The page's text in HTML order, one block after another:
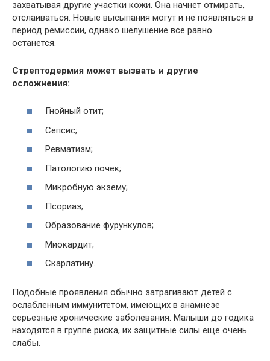
захватывая другие участки кожи. Она начнет отмирать,
отслаиваться. Новые высыпания могут и не появляться в
период ремиссии, однако шелушение все равно
останется.
Стрептодермия может вызвать и другие
осложнения:
Гнойный отит;
Сепсис;
Ревматизм;
Патологию почек;
Микробную экзему;
Псориаз;
Образование фурункулов;
Миокардит;
Скарлатину.
Подобные проявления обычно затрагивают детей с
ослабленным иммунитетом, имеющих в анамнезе
серьезные хронические заболевания. Малыши до годика
находятся в группе риска, их защитные силы еще очень
слабы.